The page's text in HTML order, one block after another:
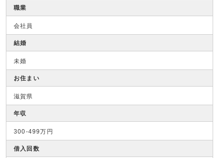
職業
会社員
結婚
未婚
お住まい
滋賀県
年収
300-499万円
借入回数